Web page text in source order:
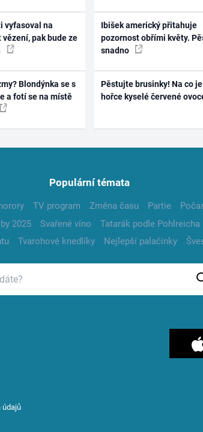
vyfasoval na
pak bude ze
Blondýnka se s
a fotí se na místě
Ibišek americký přitahuje
pozornost obřími květy.
snadno
Pěstujte brusinky! Na co
hořce kyselé červené
Populární témata
TV program Změna času Partie
2025 Svařené víno Tatarák podle Pohlreicha
Tvarohové knedlíky Nejlepší palačinky
údajů